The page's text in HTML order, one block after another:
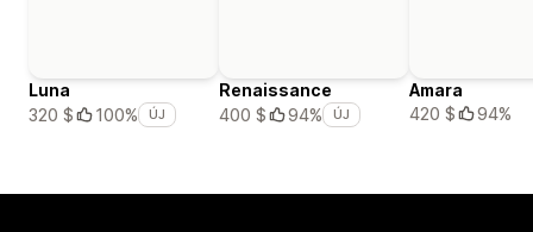
Luna
320 $
100% ÚJ
Renaissance
400 $
94% ÚJ
Amara
420 $
94%